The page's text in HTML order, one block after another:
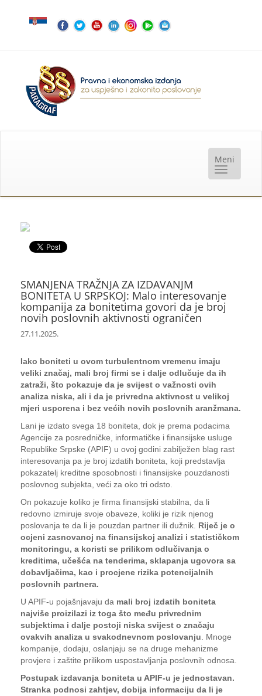
SMANJENA TRAŽNJA ZA IZDAVANJM
BONITETA U SRPSKOJ: Malo interesovanje
kompanija za bonitetima govori da je broj
novih poslovnih aktivnosti ograničen
27.11.2025.
Iako boniteti u ovom turbulentnom vremenu imaju
veliki značaj, mali broj firmi se i dalje odlučuje da ih
zatraži, što pokazuje da je svijest o važnosti ovih
analiza niska, ali i da je privredna aktivnost u velikoj
mjeri usporena i bez većih novih poslovnih aranžmana.
Lani je izdato svega 18 boniteta, dok je prema podacima
Agencije za posredničke, informatičke i finansijske usluge
Republike Srpske (APIF) u ovoj godini zabilježen blag rast
interesovanja pa je broj izdatih boniteta, koji predstavlja
pokazatelj kreditne sposobnosti i finansijske pouzdanosti
poslovnog subjekta, veći za oko tri odsto.
On pokazuje koliko je firma finansijski stabilna, da li
redovno izmiruje svoje obaveze, koliki je rizik njenog
poslovanja te da li je pouzdan partner ili dužnik. Riječ je o
ocjeni zasnovanoj na finansijskoj analizi i statističkom
monitoringu, a koristi se prilikom odlučivanja o
kreditima, učešća na tenderima, sklapanja ugovora sa
dobavljačima, kao i procjene rizika potencijalnih
poslovnih partnera.
U APIF-u pojašnjavaju da mali broj izdatih boniteta
najviše proizilazi iz toga što među privrednim
subjektima i dalje postoji niska svijest o značaju
ovakvih analiza u svakodnevnom poslovanju . Mnoge
kompanije, dodaju, oslanjaju se na druge mehanizme
provjere i zaštite prilikom uspostavljanja poslovnih odnosa.
Postupak izdavanja boniteta u APIF-u je jednostavan.
Stranka podnosi zahtjev, dobija informaciju da li je